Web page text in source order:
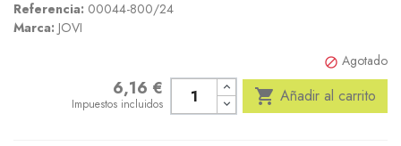
Referencia: 00044-800/24
Marca: JOVI
 Agotado
6,16 €
Impuestos incluidos  Añadir al carrito